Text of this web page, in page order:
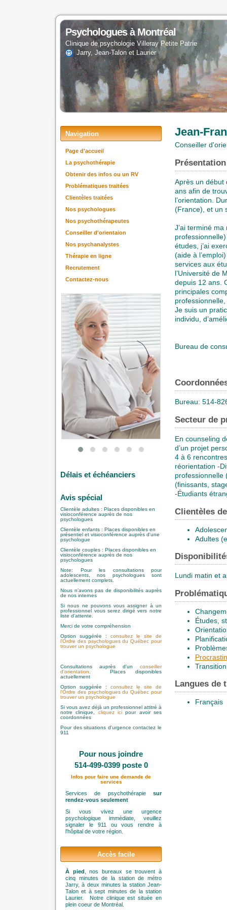
Psychologues à Montréal
Clinique de psychologie Villeray Petite Patrie
Jarry, Jean-Talon et Laurier
Jean-
Conseiller
Après un début
ans afin de
l’orientation.
(France), et un
J’ai terminé
études, j’ai
(aide à
services aux
l’Université de
depuis 12 ans.
principales
Je suis un
individu,
Bureau de
Bureau: 514-
Secteur de
En counseling
d’un projet
4 à 6
réorientation -
professionnelle
(finissants,
-Étudiants
Clientèles
Adultes
Lundi matin et
Études,
Langues de
Français
Navigation
Page d'accueil
La psychothérapie
Obtenir des infos ou un RV
Problématiques traitées
Clientèles traitées
Nos psychologues
Nos psychothérapeutes
Conseiller d'orientaion
Nos psychanalystes
Thérapie en ligne
Recrutement
Contactez-nous
Délais et échéanciers
Avis spécial
Clientèle adultes : Places disponibles en
visioconférence auprès de nos
psychologues
Clientèle enfants : Places disponibles en
présentiel et visioconférence auprès d'une
psychologue
Clientèle couples : Places disponibles en
visioconférence auprès de nos
psychologues
Note: Pour les consultations pour
adolescents, nos psychologues sont
actuellement complets.
Nous n’avons pas de disponibilités auprès
de nos internes
Si nous ne pouvons vous assigner à un
professionnel vous serez dirigé vers notre
liste d'attente.
Merci de votre compréhension
Option suggérée : consultez le site de
l'Ordre des psychologues du Québec pour
trouver un psychologue
Consultations auprès d'un conseiller
d'orientation . Places disponibles
actuellement
Option suggérée : consultez le site de
l'Ordre des psychologues du Québec pour
trouver un psychologue
Si vous avez déjà un professionnel attitré à
notre clinique, cliquez icipour avoir ses
coordonnées
Pour des situations d'urgence contactez le
911
Pour nous joindre
514-499-0399 poste 0
Infos pour faire une demande de
services
Services de psychothérapie sur
rendez-vous seulement
Si vous vivez une urgence
psychologique immédiate, veuillez
signaler le 911 ou vous rendre à
l'hôpital de votre région.
Accès facile
À pied , nos bureaux se trouvent à
cinq minutes de la station de métro
Jarry, à deux minutes la station Jean-
Talon et à sept minutes de la station
Laurier. Notre clinique est située en
plein coeur de Montréal.